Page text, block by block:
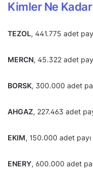
Kimler Ne
TEZOL, 441.775 adet
MERCN, 45.322 adet
BORSK, 300.000 adet
AHGAZ, 227.463 adet
EKIM, 150.000 adet payı
ENERY, 600.000 adet